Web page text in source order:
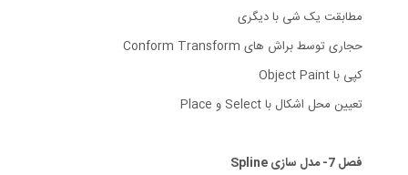
مطابقت یک شی با دیگری
حجاری توسط براش های Conform Transform
کپی با Object Paint
تعیین محل اشکال با Select و Place
فصل 7- مدل سازی Spline